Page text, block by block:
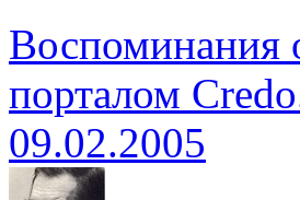
Воспоминания
порталом
09.02.2005